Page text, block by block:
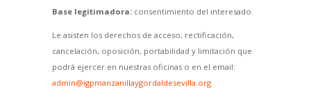
Base legitimadora:consentimiento del interesado.
Le asisten los derechos de acceso, rectificación,
cancelación, oposición, portabilidad y limitación que
podrá ejercer en nuestras oficinas o en el email:
admin@igpmanzanillaygordaldesevilla.org